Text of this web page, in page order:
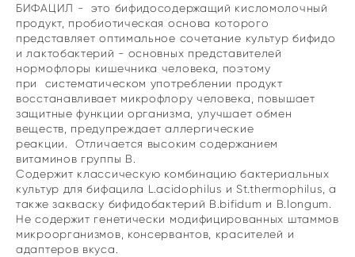
БИФАЦИЛ - это бифидосодержащий кисломолочный
продукт, пробиотическая основа которого
представляет оптимальное сочетание культур бифидо
и лактобактерий - основных представителей
нормофлоры кишечника человека, поэтому
при систематическом употреблении продукт
восстанавливает микрофлору человека, повышает
защитные функции организма, улучшает обмен
веществ, предупреждает аллергические
реакции. Отличается высоким содержанием
витаминов группы В.
Содержит классическую комбинацию бактериальных
культур для бифацила L.acidophilus и St.thermophilus, а
также закваску бифидобактерий B.bifidum и B.longum.
Не содержит генетически модифицированных штаммов
микроорганизмов, консервантов, красителей и
адаптеров вкуса.